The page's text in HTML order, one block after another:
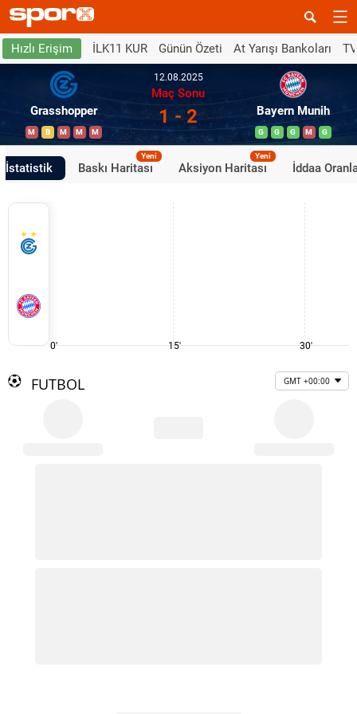
Hızlı Erişim İLK11 KUR Günün Özeti At Yarışı Bankoları
Grasshopper
M B M M M
12.08.2025
Maç Sonu
1 - 2 Bayern Munih
G G G M G
İstatistik Baskı Haritası
Yeni
Aksiyon Haritası
Yeni
İddaa
0' 15' 30'
FUTBOL GMT +00:00